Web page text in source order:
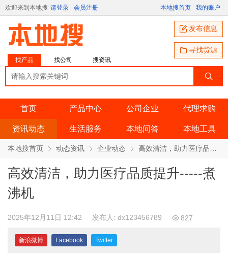
欢迎来到本地搜 请登录 会员注册 本地搜首页 我的账户
找产品 找公司 搜资讯
发布信息
寻找货源
首页 产品中心 公司企业 代理求购
资讯动态 生活服务 本地问答 本地工具
本地搜首页 动态资讯 企业动态
高效清洁，助力医疗品质提升­­­­­­-----煮
沸机
2025年12月11日 12:42 发布人: dx123456789 827
新浪微博 Facebook Twitter